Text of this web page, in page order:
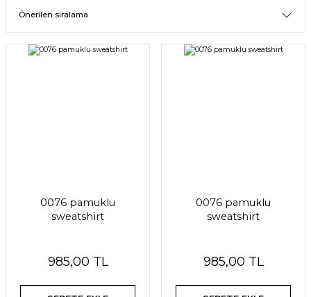
0076 pamuklu
sweatshirt
985,00 TL
0076 pamuklu
sweatshirt
985,00 TL